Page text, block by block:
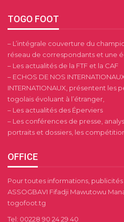
TOGO FOOT
– L’intégrale couverture du
réseau de correspondants et une
– Les actualités de la FTF et la CAF
– ECHOS DE NOS
INTERNATIONAUX, présentent les
togolais évoluant à l’étranger,
– Les actualités des Éperviers
– Les conférences de presse,
portraits et dossiers, les
OFFICE
Pour toutes informations,
ASSOGBAVI Fifadji Mawutowu
togofoot.tg
Tel: 00228 90 24 29 40